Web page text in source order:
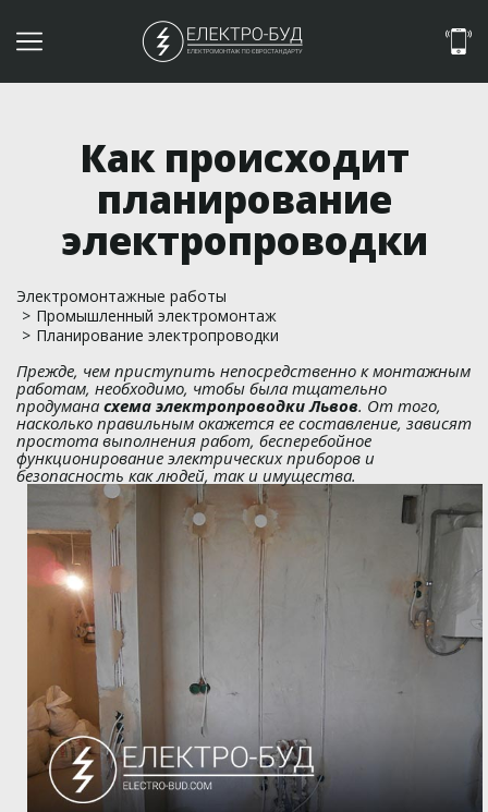
Как происходит
планирование
электропроводки
Электромонтажные работы
> Промышленный электромонтаж
> Планирование электропроводки
Прежде, чем приступить непосредственно к монтажным
работам, необходимо, чтобы была тщательно
продумана схема электропроводки Львов. От того,
насколько правильным окажется ее составление, зависят
простота выполнения работ, бесперебойное
функционирование электрических приборов и
безопасность как людей, так и имущества.